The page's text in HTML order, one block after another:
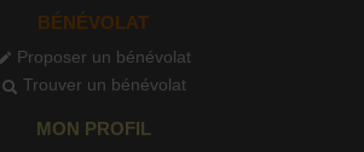
BÉNÉVOLAT
Proposer un bénévolat
Trouver un bénévolat
MON PROFIL